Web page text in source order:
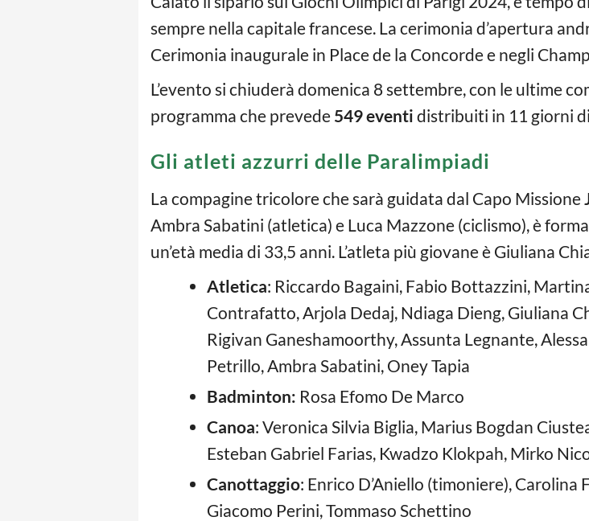
sempre nella capitale francese. La cerimonia d’apertura
Cerimonia inaugurale in Place de la Concorde e negli
L’evento si chiuderà domenica 8 settembre, con le ultime
programma che prevede 549 eventi distribuiti in 11 giorni
Gli atleti azzurri delle Paralimpiadi
La compagine tricolore che sarà guidata dal Capo Missione
Ambra Sabatini (atletica) e Luca Mazzone (ciclismo), è
un’età media di 33,5 anni. L’atleta più giovane è Giuliana
Atletica: Riccardo Bagaini, Fabio Bottazzini,
Contrafatto, Arjola Dedaj, Ndiaga Dieng, Giuliana
Rigivan Ganeshamoorthy, Assunta Legnante,
Petrillo, Ambra Sabatini, Oney Tapia
Badminton: Rosa Efomo De Marco
Canoa: Veronica Silvia Biglia, Marius Bogdan
Esteban Gabriel Farias, Kwadzo Klokpah, Mirko
Canottaggio: Enrico D’Aniello (timoniere),
Giacomo Perini, Tommaso Schettino